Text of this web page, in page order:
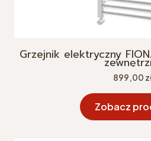
Grzejnik elektryczny
Cena
899,00
Zobacz